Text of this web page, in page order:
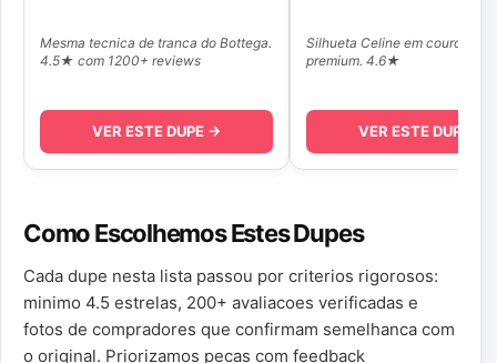
Mesma tecnica de tranca do Bottega.
4.5★ com 1200+ reviews
VER ESTE DUPE →
Silhueta Celine em couro
premium. 4.6★
VER ESTE DUPE →
Como Escolhemos Estes Dupes
Cada dupe nesta lista passou por criterios rigorosos:
minimo 4.5 estrelas, 200+ avaliacoes verificadas e
fotos de compradores que confirmam semelhanca com
o original. Priorizamos pecas com feedback